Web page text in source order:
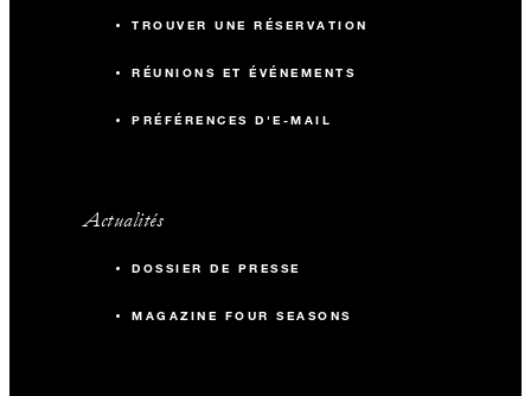
TROUVER UNE RÉSERVATION
RÉUNIONS ET ÉVÉNEMENTS
PRÉFÉRENCES D'E-MAIL
Actualités
DOSSIER DE PRESSE
MAGAZINE FOUR SEASONS